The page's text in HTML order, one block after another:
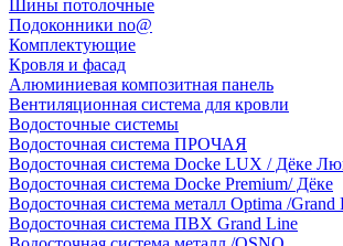
Шины потолочные
Подоконники no@
Комплектующие
Кровля и фасад
Алюминиевая композитная панель
Вентиляционная система для кровли
Водосточные системы
Водосточная система ПРОЧАЯ
Водосточная система Docke LUX / Дёке
Водосточная система Docke Premium/ Дёке
Водосточная система металл Optima /Grand
Водосточная система ПВХ Grand Line